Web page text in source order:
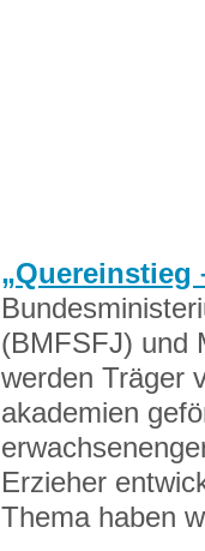
„Quereinstieg
(BMFSFJ) und
werden Träger
akademien
Erzieher
Thema haben